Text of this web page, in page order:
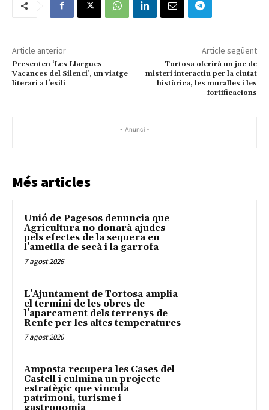
Article anterior
Presenten ‘Les Llargues
Vacances del Silenci’, un viatge
literari a l’exili
Article següent
Tortosa oferirà un joc de
misteri interactiu per la ciutat
històrica, les muralles i les
fortificacions
- Anunci -
Més articles
Unió de Pagesos denuncia que
Agricultura no donarà ajudes
pels efectes de la sequera en
l’ametlla de secà i la garrofa
7 agost 2026
L’Ajuntament de Tortosa amplia
el termini de les obres de
l’aparcament dels terrenys de
Renfe per les altes temperatures
7 agost 2026
Amposta recupera les Cases del
Castell i culmina un projecte
estratègic que vincula
patrimoni, turisme i